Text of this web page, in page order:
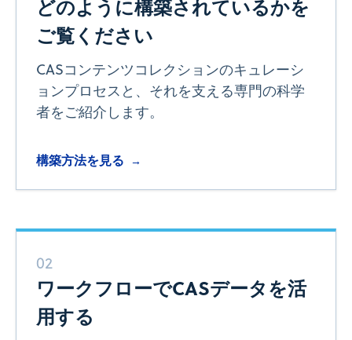
どのように構築されているかを
ご覧ください
CASコンテンツコレクションのキュレーシ
ョンプロセスと、それを支える専門の科学
者をご紹介します。
構築方法を見る →
02
ワークフローでCASデータを活
用する